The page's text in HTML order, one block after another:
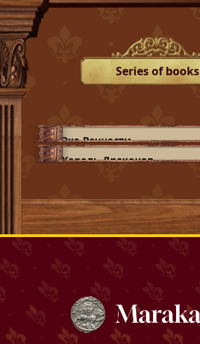
Series of books
Эхо Вечности
Король Драконов